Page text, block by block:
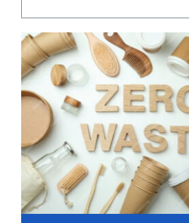
DOCUMENTOS
CONTÁCTENOS
ACCESOS DIRECTOS